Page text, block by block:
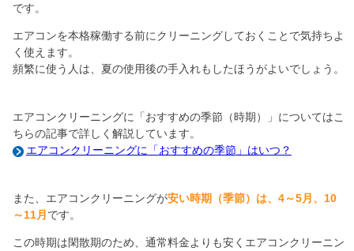
です。
エアコンを本格稼働する前にクリーニングしておくことで気持ちよ
く使えます。
頻繁に使う人は、夏の使用後の手入れもしたほうがよいでしょう。
エアコンクリーニングに「おすすめの季節（時期）」についてはこ
ちらの記事で詳しく解説しています。
エアコンクリーニングに「おすすめの季節」はいつ？
また、エアコンクリーニングが安い時期（季節）は、4～5月、10
～11月 です。
この時期は閑散期のため、通常料金よりも安くエアコンクリーニン